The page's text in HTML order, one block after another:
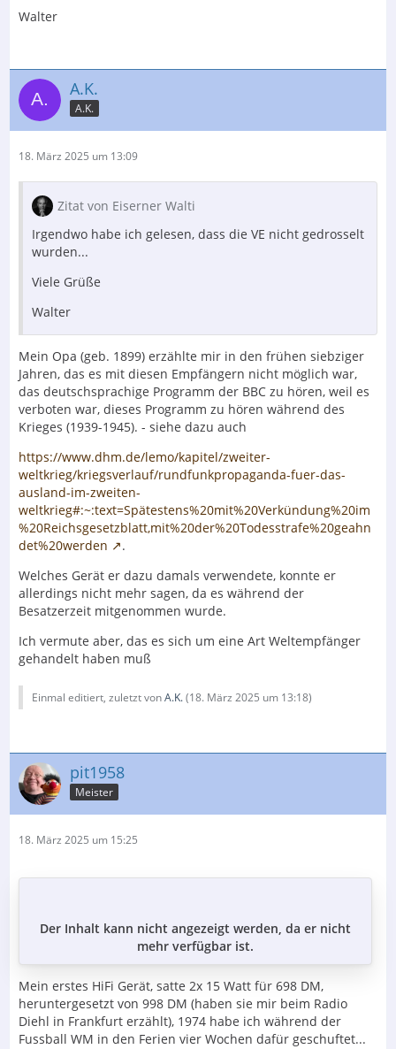
Walter
A.K.
A.K.
18. März 2025 um 13:09
Zitat von Eiserner Walti
Irgendwo habe ich gelesen, dass die VE nicht gedrosselt
wurden...
Viele Grüße
Walter
Mein Opa (geb. 1899) erzählte mir in den frühen siebziger
Jahren, das es mit diesen Empfängern nicht möglich war,
das deutschsprachige Programm der BBC zu hören, weil es
verboten war, dieses Programm zu hören während des
Krieges (1939-1945). - siehe dazu auch
https://www.dhm.de/lemo/kapitel/zweiter-
weltkrieg/kriegsverlauf/rundfunkpropaganda-fuer-das-
ausland-im-zweiten-
weltkrieg#:~:text=Spätestens%20mit%20Verkündung%20im
%20Reichsgesetzblatt,mit%20der%20Todesstrafe%20geahn
det%20werden
.
Welches Gerät er dazu damals verwendete, konnte er
allerdings nicht mehr sagen, da es während der
Besatzerzeit mitgenommen wurde.
Ich vermute aber, das es sich um eine Art Weltempfänger
gehandelt haben muß
Einmal editiert, zuletzt vonA.K.(18. März 2025 um 13:18)
pit1958
Meister
18. März 2025 um 15:25
Der Inhalt kann nicht angezeigt werden, da er nicht
mehr verfügbar ist.
Mein erstes HiFi Gerät, satte 2x 15 Watt für 698 DM,
heruntergesetzt von 998 DM (haben sie mir beim Radio
Diehl in Frankfurt erzählt), 1974 habe ich während der
Fussball WM in den Ferien vier Wochen dafür geschuftet...